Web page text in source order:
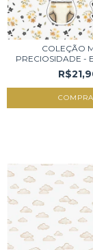
COLEÇÃO
PRECIOSIDADE -
E...